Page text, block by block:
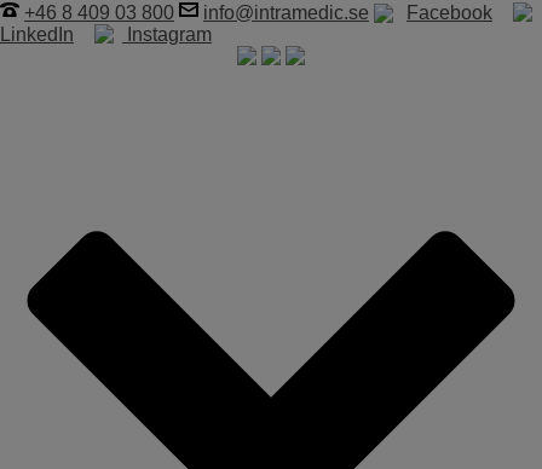
+46 8 409 03 800 info@intramedic.se
Facebook
LinkedIn
Instagram